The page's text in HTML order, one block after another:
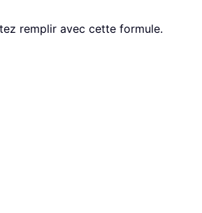
remplir avec cette formule.